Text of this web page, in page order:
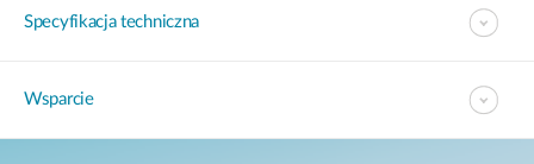
Specyfikacja techniczna
Wsparcie